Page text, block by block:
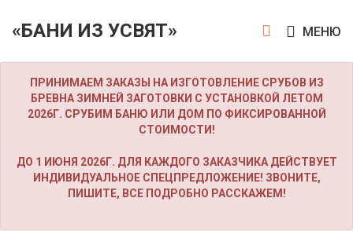
«БАНИ ИЗ УСВЯТ» МЕНЮ
ПРИНИМАЕМ ЗАКАЗЫ НА ИЗГОТОВЛЕНИЕ СРУБОВ ИЗ
БРЕВНА ЗИМНЕЙ ЗАГОТОВКИ С УСТАНОВКОЙ ЛЕТОМ
2026Г. СРУБИМ БАНЮ ИЛИ ДОМ ПО ФИКСИРОВАННОЙ
СТОИМОСТИ!
ДО 1 ИЮНЯ 2026Г. ДЛЯ КАЖДОГО ЗАКАЗЧИКА ДЕЙСТВУЕТ
ИНДИВИДУАЛЬНОЕ СПЕЦПРЕДЛОЖЕНИЕ! ЗВОНИТЕ,
ПИШИТЕ, ВСЕ ПОДРОБНО РАССКАЖЕМ!